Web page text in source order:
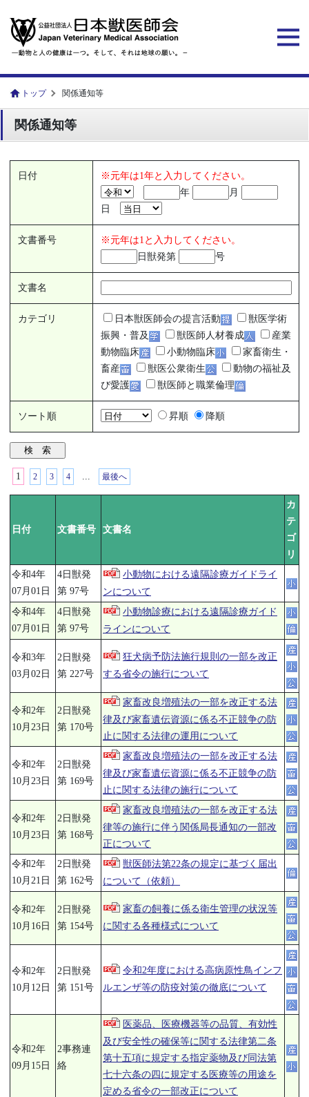
トップ 関係通知等
関係通知等
日付
※元年は1年と入力してください。
年
月
日
文書番号
※元年は1と入力してください。
日獣発第
号
文書名
カテゴリ 日本獣医師会の提言活動
獣医学術
振興・普及
獣医師人材養成
産業
動物臨床
小動物臨床
家畜衛生・
畜産
獣医公衆衛生
動物の福祉及
び愛護
獣医師と職業倫理
ソート順 昇順 降順
検 索
1 2 3 4 ... 最後へ
日付 文書番号 文書名
カ
テ
ゴ
リ
令和4年
07月01日
4日獣発
第 97号
小動物における遠隔診療ガイドライ
ンについて
令和4年
07月01日
4日獣発
第 97号
小動物診療における遠隔診療ガイド
ラインについて
令和3年
03月02日
2日獣発
第 227号
狂犬病予防法施行規則の一部を改正
する省令の施行について
令和2年
10月23日
2日獣発
第 170号
家畜改良増殖法の一部を改正する法
律及び家畜遺伝資源に係る不正競争の防
止に関する法律の運用について
令和2年
10月23日
2日獣発
第 169号
家畜改良増殖法の一部を改正する法
律及び家畜遺伝資源に係る不正競争の防
止に関する法律の施行について
令和2年
10月23日
2日獣発
第 168号
家畜改良増殖法の一部を改正する法
律等の施行に伴う関係局長通知の一部改
正について
令和2年
10月21日
2日獣発
第 162号
獣医師法第22条の規定に基づく届出
について（依頼）
令和2年
10月16日
2日獣発
第 154号
家畜の飼養に係る衛生管理の状況等
に関する各種様式について
令和2年
10月12日
2日獣発
第 151号
令和2年度における高病原性鳥インフ
ルエンザ等の防疫対策の徹底について
令和2年
09月15日
2事務連
絡
医薬品、医療機器等の品質、有効性
及び安全性の確保等に関する法律第二条
第十五項に規定する指定薬物及び同法第
七十六条の四に規定する医療等の用途を
定める省令の一部改正について